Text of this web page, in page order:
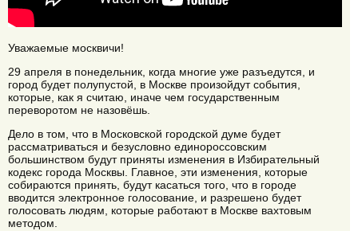
Уважаемые москвичи!
29 апреля в понедельник, когда многие уже разъедутся, и
город будет полупустой, в Москве произойдут события,
которые, как я считаю, иначе чем государственным
переворотом не назовёшь.
Дело в том, что в Московской городской думе будет
рассматриваться и безусловно единороссовским
большинством будут приняты изменения в Избирательный
кодекс города Москвы. Главное, эти изменения, которые
собираются принять, будут касаться того, что в городе
вводится электронное голосование, и разрешено будет
голосовать людям, которые работают в Москве вахтовым
методом.